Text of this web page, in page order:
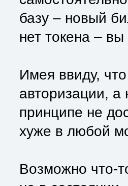
базу – новый
нет токена –
Имея ввиду,
авторизации,
принципе не
хуже в любой
Возможно что-